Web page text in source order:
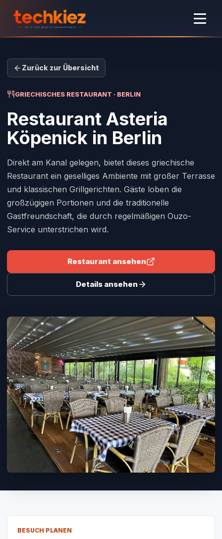
Zurück zur Übersicht
GRIECHISCHES RESTAURANT · BERLIN
Restaurant Asteria
Köpenick in Berlin
Direkt am Kanal gelegen, bietet dieses griechische
Restaurant ein geselliges Ambiente mit großer Terrasse
und klassischen Grillgerichten. Gäste loben die
großzügigen Portionen und die traditionelle
Gastfreundschaft, die durch regelmäßigen Ouzo-
Service unterstrichen wird.
Restaurant ansehen
Details ansehen
BESUCH PLANEN